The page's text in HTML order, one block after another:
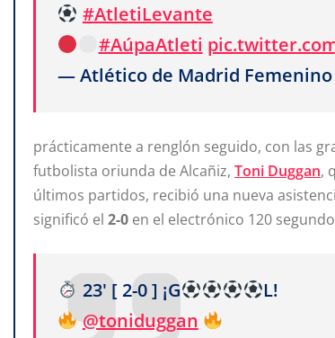
#AtletiLevante
#AúpaAtleti
— Atlético de Madrid
prácticamente a renglón seguido, con las
futbolista oriunda de Alcañiz, Toni Duggan,
últimos partidos, recibió una nueva
significó el 2-0 en el electrónico 120
23' [ 2-0 ] ¡G
L!
@toniduggan